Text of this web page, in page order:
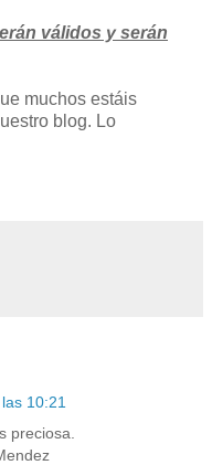
válidos y serán
muchos estáis
blog. Lo
10:21
preciosa.